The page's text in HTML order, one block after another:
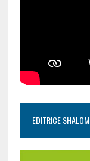
EDITRICE SHALOM